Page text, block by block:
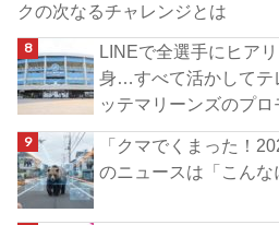
クの次なるチャレンジとは
LINEで全選手にヒア
身…すべて活かしてテ
ッテマリーンズのプ
「クマでくまった！
のニュースは「こん